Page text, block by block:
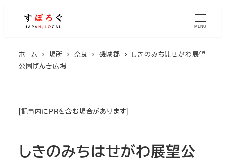
MENU
ホーム 場所 奈良 磯城郡
しきのみちはせがわ展望
公園げんき広場
[記事内にPRを含む場合があります]
しきのみちはせがわ展望公